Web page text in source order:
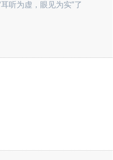
听为虚，眼见为实”了